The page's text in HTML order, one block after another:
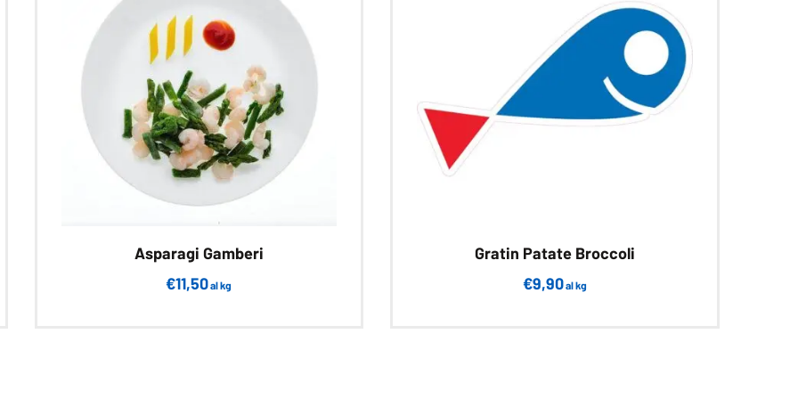
Asparagi Gamberi
€11,50al kg
Gratin Patate Broccoli
€9,90al kg